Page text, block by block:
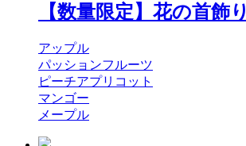
【数量限定】花の首飾り
アップル
パッションフルーツ
ピーチアプリコット
マンゴー
メープル